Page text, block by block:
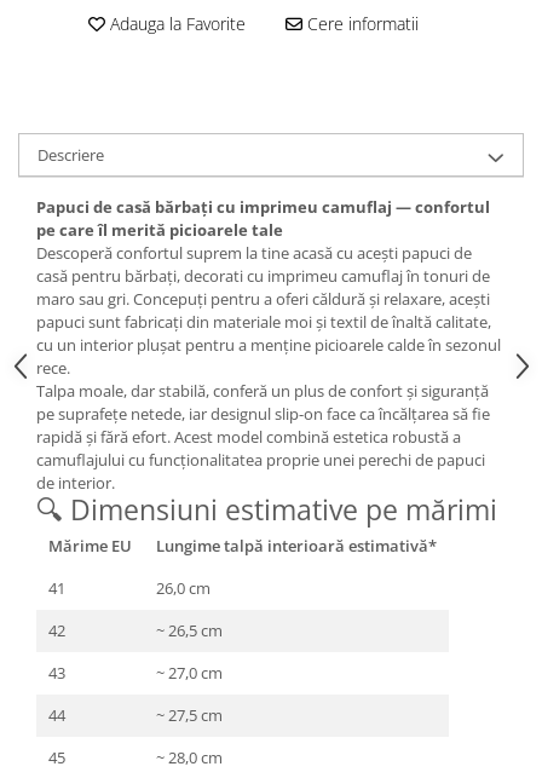
Adauga la Favorite Cere informatii
Descriere
Papuci de casă bărbați cu imprimeu camuflaj — confortul
pe care îl merită picioarele tale
Descoperă confortul suprem la tine acasă cu acești papuci de
casă pentru bărbați, decorati cu imprimeu camuflaj în tonuri de
maro sau gri. Concepuți pentru a oferi căldură și relaxare, acești
papuci sunt fabricați din materiale moi și textil de înaltă calitate,
cu un interior plușat pentru a menține picioarele calde în sezonul
rece.
Talpa moale, dar stabilă, conferă un plus de confort și siguranță
pe suprafețe netede, iar designul slip-on face ca încălțarea să fie
rapidă și fără efort. Acest model combină estetica robustă a
camuflajului cu funcționalitatea proprie unei perechi de papuci
de interior.
🔍 Dimensiuni estimative pe mărimi
Mărime EU
Lungime talpă interioară estimativă*
41
26,0 cm
42
~ 26,5 cm
43
~ 27,0 cm
44
~ 27,5 cm
45
~ 28,0 cm